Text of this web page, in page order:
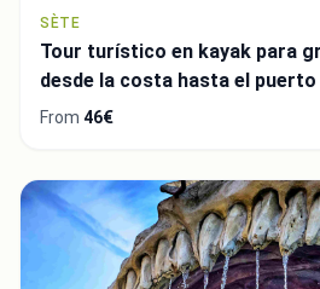
SÈTE
Tour turístico en kayak para
desde la costa hasta el puerto
From 46€